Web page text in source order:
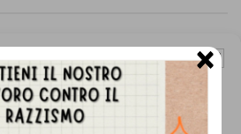
Consenso Cookie
di terze parti, ma non utilizza alcun cookie
×